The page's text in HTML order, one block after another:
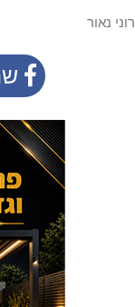
רוני נאור